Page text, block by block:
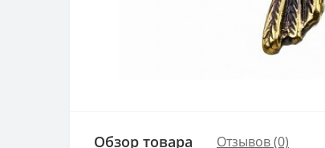
Обзор товара Отзывов (0)